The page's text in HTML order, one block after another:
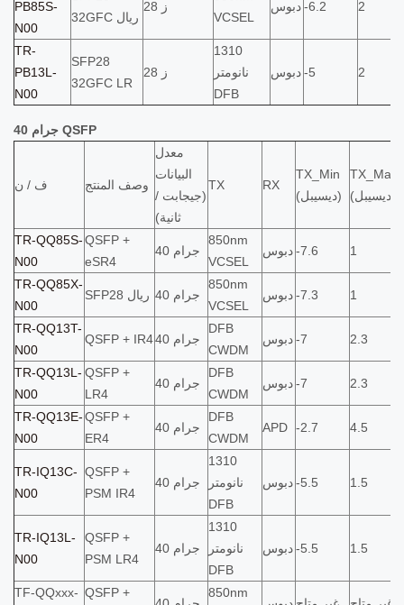
PB85S-
N00
32GFC ريال
28 ز
VCSEL
دبوس-6.2 2
TR-
PB13L-
N00
SFP28
32GFC LR
28 ز
1310
نانومتر
DFB
دبوس-5 2
40 جرام QSFP
ف / ن وصف المنتج
معدل
البيانات
(جيجابت /
ثانية)
TX RX
TX_Min
(ديسيبل)
TX_Max
TR-QQ85S-
N00
QSFP +
eSR4
40 جرام
850nm
VCSEL
دبوس-7.6 1
TR-QQ85X-
N00
SFP28 ريال 40 جرام
850nm
VCSEL
دبوس-7.3 1
TR-QQ13T-
N00
QSFP + IR4 40 جرام
DFB
CWDM
دبوس-7 2.3
TR-QQ13L-
N00
QSFP +
LR4
40 جرام
DFB
CWDM
دبوس-7 2.3
TR-QQ13E-
N00
QSFP +
ER4
40 جرام
DFB
CWDM
APD -2.7 4.5
TR-IQ13C-
N00
QSFP +
PSM IR4
40 جرام
1310
نانومتر
DFB
دبوس-5.5 1.5
TR-IQ13L-
N00
QSFP +
PSM LR4
40 جرام
1310
نانومتر
DFB
دبوس-5.5 1.5
TF-QQxxx- QSFP + 850nm